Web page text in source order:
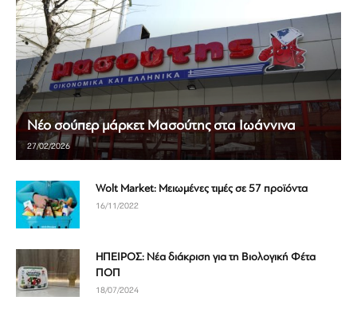
Νέο σούπερ μάρκετ Μασούτης στα Ιωάννινα
27/02/2026
Wolt Market: Μειωμένες τιμές σε 57 προϊόντα
16/11/2022
ΗΠΕΙΡΟΣ: Νέα διάκριση για τη Βιολογική Φέτα
ΠΟΠ
18/07/2024